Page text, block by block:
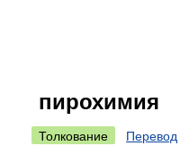
пирохимия
Толкование Перевод